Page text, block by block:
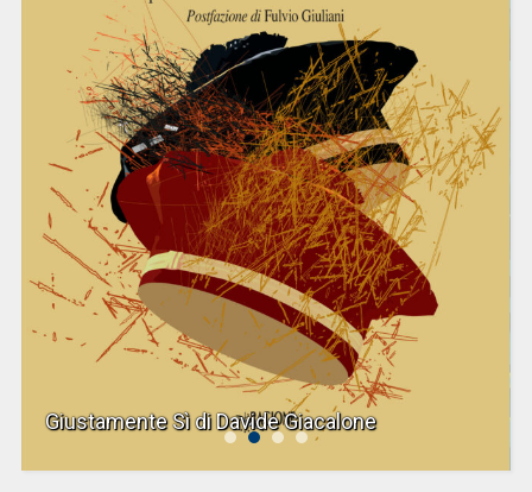
Giustamente Sì di Davide Giacalone